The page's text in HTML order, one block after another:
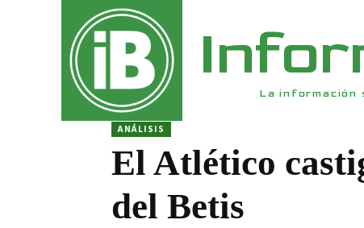
La información
ANÁLISIS
El Atlético
del Betis